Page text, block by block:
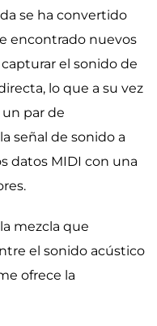
se ha convertido
encontrado nuevos
el sonido de
lo que a su vez
par de
señal de sonido a
datos MIDI con una
mezcla que
el sonido acústico
ofrece la